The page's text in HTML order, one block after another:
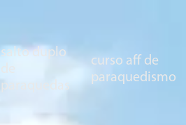
salto duplo
paraquedas
curso aff de
paraquedismo